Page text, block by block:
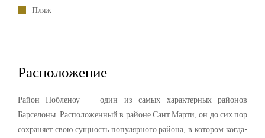
Пляж
Расположение
Район Побленоу — один из самых характерных районов
Барселоны. Расположенный в районе Сант Марти, он до сих пор
сохраняет свою сущность популярного района, в котором когда-